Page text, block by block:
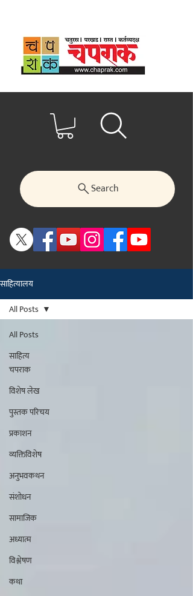
Search
मराठीतील अग्रगण्य प्रकाशनसंस्था
२००२ पासून...
साहित्यालय
All Posts
साहित्य
चपराक
विशेष लेख
पुस्तक परिचय
प्रकाशन
व्यक्तिविशेष
अनुभवकथन
संशोधन
सामाजिक
अध्यात्म
विश्लेषण
कथा
All Posts